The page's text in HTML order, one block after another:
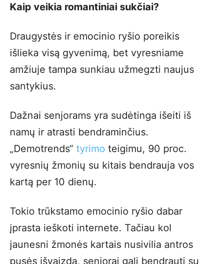
Kaip veikia romantiniai sukčiai?
Draugystės ir emocinio ryšio poreikis
išlieka visą gyvenimą, bet vyresniame
amžiuje tampa sunkiau užmegzti naujus
santykius.
Dažnai senjorams yra sudėtinga išeiti iš
namų ir atrasti bendraminčius.
„Demotrends“ tyrimo teigimu, 90 proc.
vyresnių žmonių su kitais bendrauja vos
kartą per 10 dienų.
Tokio trūkstamo emocinio ryšio dabar
įprasta ieškoti internete. Tačiau kol
jaunesni žmonės kartais nusivilia antros
pusės išvaizda, senjorai gali bendrauti su